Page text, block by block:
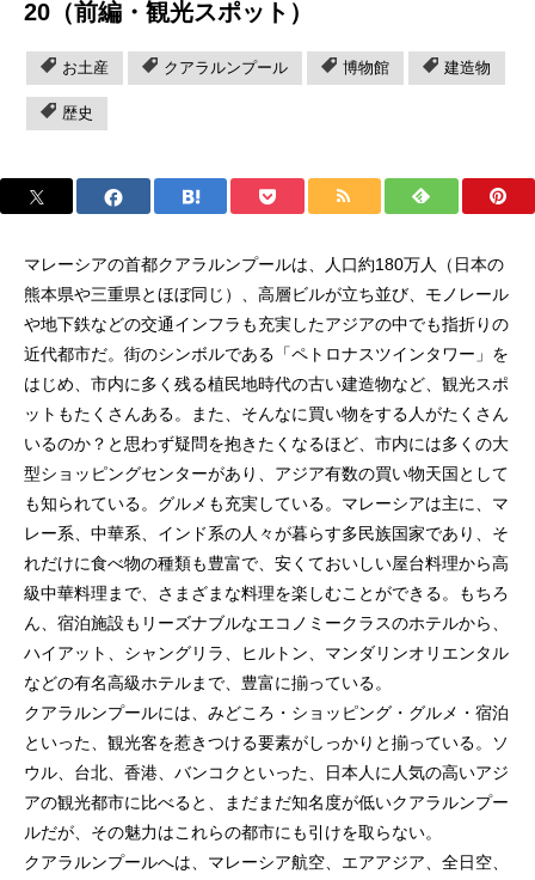
20（前編・観光スポット）
お土産 クアラルンプール 博物館 建造物
歴史
マレーシアの首都クアラルンプールは、人口約180万人（日本の
熊本県や三重県とほぼ同じ）、高層ビルが立ち並び、モノレール
や地下鉄などの交通インフラも充実したアジアの中でも指折りの
近代都市だ。街のシンボルである「ペトロナスツインタワー」を
はじめ、市内に多く残る植民地時代の古い建造物など、観光スポ
ットもたくさんある。また、そんなに買い物をする人がたくさん
いるのか？と思わず疑問を抱きたくなるほど、市内には多くの大
型ショッピングセンターがあり、アジア有数の買い物天国として
も知られている。グルメも充実している。マレーシアは主に、マ
レー系、中華系、インド系の人々が暮らす多民族国家であり、そ
れだけに食べ物の種類も豊富で、安くておいしい屋台料理から高
級中華料理まで、さまざまな料理を楽しむことができる。もちろ
ん、宿泊施設もリーズナブルなエコノミークラスのホテルから、
ハイアット、シャングリラ、ヒルトン、マンダリンオリエンタル
などの有名高級ホテルまで、豊富に揃っている。
クアラルンプールには、みどころ・ショッピング・グルメ・宿泊
といった、観光客を惹きつける要素がしっかりと揃っている。ソ
ウル、台北、香港、バンコクといった、日本人に人気の高いアジ
アの観光都市に比べると、まだまだ知名度が低いクアラルンプー
ルだが、その魅力はこれらの都市にも引けを取らない。
クアラルンプールへは、マレーシア航空、エアアジア、全日空、